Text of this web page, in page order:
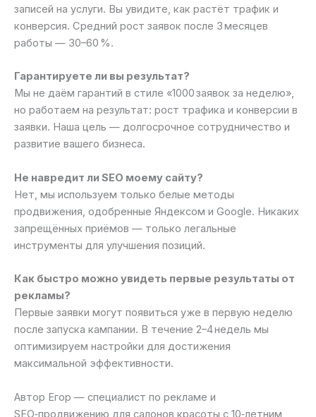
записей на услуги. Вы увидите, как растёт трафик и
конверсия. Средний рост заявок после 3 месяцев
работы — 30–60 %.
Гарантируете ли вы результат?
Мы не даём гарантий в стиле «1000 заявок за неделю»,
но работаем на результат: рост трафика и конверсии в
заявки. Наша цель — долгосрочное сотрудничество и
развитие вашего бизнеса.
Не навредит ли SEO моему сайту?
Нет, мы используем только белые методы
продвижения, одобренные Яндексом и Google. Никаких
запрещённых приёмов — только легальные
инструменты для улучшения позиций.
Как быстро можно увидеть первые результаты от
рекламы?
Первые заявки могут появиться уже в первую неделю
после запуска кампании. В течение 2–4 недель мы
оптимизируем настройки для достижения
максимальной эффективности.
Автор Егор — специалист по рекламе и
SEO‑продвижению для салонов красоты с 10‑летним